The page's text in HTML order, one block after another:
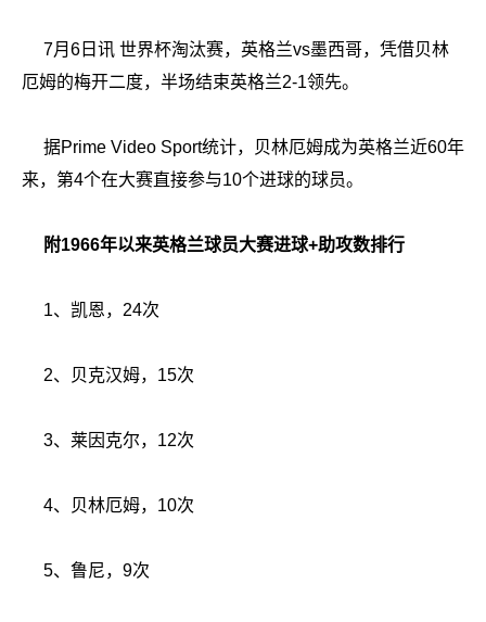
7月6日讯 世界杯淘汰赛，英格兰vs墨西哥，凭借贝林
厄姆的梅开二度，半场结束英格兰2-1领先。
据Prime Video Sport统计，贝林厄姆成为英格兰近60年
来，第4个在大赛直接参与10个进球的球员。
附1966年以来英格兰球员大赛进球+助攻数排行
1、凯恩，24次
2、贝克汉姆，15次
3、莱因克尔，12次
4、贝林厄姆，10次
5、鲁尼，9次